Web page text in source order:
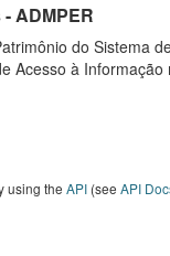
ADMPER
do Sistema
Acesso à Informação
using the API (see API